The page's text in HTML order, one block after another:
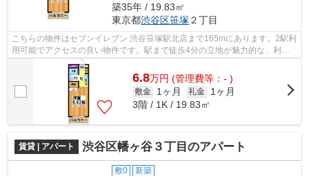
築35年 / 19.83㎡
東京都渋谷区笹塚 ２丁目
こちらの物件はセブンイレブン 渋谷笹塚駅北店まで165mにあります。2駅利
用可能でアクセスの良い物件です。駅まで徒歩4分の立地が魅力的な、利便
性の高い物件です。最上階の物件です。...
6.8万円 (管理費等：- )
敷金 1ヶ月 礼金
1ヶ月
3階 / 1K / 19.83㎡
賃貸 | アパート 渋谷区幡ヶ谷３丁目のアパート
敷0 新築